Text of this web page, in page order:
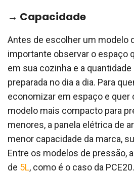
→ Capacidade
Antes de escolher um modelo
importante observar o espaço
em sua cozinha e a
preparada no dia a dia. Para
economizar em espaço e quer
modelo mais compacto para
menores, a panela elétrica de
menor capacidade da marca,
Entre os modelos de pressão,
de 5L, como é o caso da